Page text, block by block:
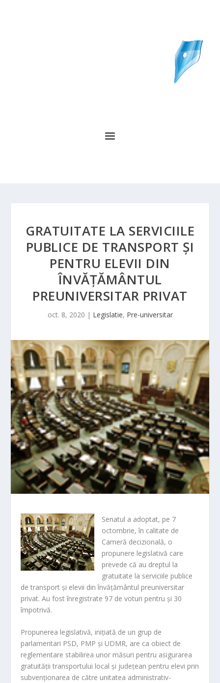
GRATUITATE LA SERVICIILE
PUBLICE DE TRANSPORT ŞI
PENTRU ELEVII DIN
ÎNVĂŢĂMÂNTUL
PREUNIVERSITAR PRIVAT
oct. 8, 2020 | Legislatie, Pre-universitar
Senatul a adoptat, pe 7
octombrie, în calitate de
Cameră decizională, o
propunere legislativă care
prevede că au dreptul la
gratuitate la serviciile publice
de transport şi elevii din învăţământul preuniversitar
privat. Au fost înregistrate 97 de voturi pentru şi 30
împotrivă.
Propunerea legislativă, iniţiată de un grup de
parlamentari PSD, PMP şi UDMR, are ca obiect de
reglementare stabilirea unor măsuri pentru asigurarea
gratuităţii transportului local şi judeţean pentru elevi prin
subvenţionarea de către unitatea administrativ-